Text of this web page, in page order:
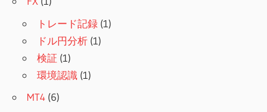
トレード記録 (1)
ドル円分析 (1)
検証 (1)
環境認識 (1)
MT4 (6)